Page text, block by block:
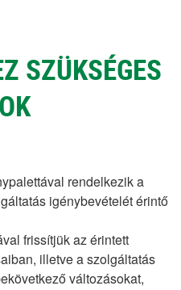
SZÜKSÉGES
rendelkezik a
igénybevételét érintő
frissítjük az érintett
illetve a szolgáltatás
változásokat,